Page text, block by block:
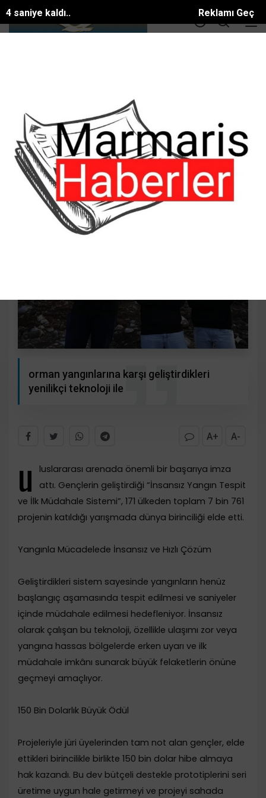
Reklamı Geç
3 saniye kaldı..
Bodrumlu Gençlerden Teknoloji Zaferi
Bodrumlu Gençlerden Teknoloji Zaferi
#TEKNOLOJİ
Tarih:16 Şubat, 2026, Pazartesi 23:37
orman yangınlarına karşı geliştirdikleri
yenilikçi teknoloji ile
A+ A-
u
luslararası arenada önemli bir başarıya imza
attı. Gençlerin geliştirdiği “İnsansız Yangın Tespit
ve İlk Müdahale Sistemi”, 171 ülkeden toplam 7 bin 761
projenin katıldığı yarışmada dünya birinciliği elde etti.
​Yangınla Mücadelede İnsansız ve Hızlı Çözüm
​Geliştirdikleri sistem sayesinde yangınların henüz
başlangıç aşamasında tespit edilmesi ve saniyeler
içinde müdahale edilmesi hedefleniyor. İnsansız
olarak çalışan bu teknoloji, özellikle ulaşımı zor veya
yangına hassas bölgelerde erken uyarı ve ilk
müdahale imkânı sunarak büyük felaketlerin önüne
geçmeyi amaçlıyor.
​150 Bin Dolarlık Büyük Ödül
​Projeleriyle jüri üyelerinden tam not alan gençler, elde
ettikleri birincilikle birlikte 150 bin dolar hibe almaya
hak kazandı. Bu dev bütçeli destekle prototiplerini seri
üretime uygun hale getirmeyi ve projeyi sahada